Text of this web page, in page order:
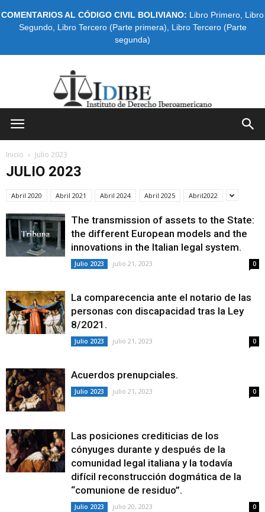
COMENTARIOS AL CÓDIGO CIVIL BOLIVIANO: Libro Primero Libro
Segundo, Libro Tercero (Parte primera)
Libro Tercero (Parte
segunda)
Inicio Julio 2023
JULIO 2023
Abril 2020 Abril 2021 Abril 2024 Abril 2025 Abril2022
The transmission of assets to the State:
the different European models and the
innovations in the Italian legal system.
Julio 2023 julio 21, 2023 0
La comparecencia ante el notario de las
personas con discapacidad tras la Ley
8/2021.
Julio 2023 julio 21, 2023 0
Acuerdos prenupciales.
Julio 2023 julio 21, 2023 0
Las posiciones crediticias de los
cónyuges durante y después de la
comunidad legal italiana y la todavía
difícil reconstrucción dogmática de la
“comunione de residuo”.
Julio 2023 julio 20, 2023 0